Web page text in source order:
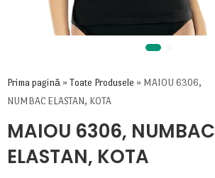
Prima pagină » Toate Produsele » MAIOU 6306,
NUMBAC ELASTAN, KOTA
MAIOU 6306, NUMBAC
ELASTAN, KOTA